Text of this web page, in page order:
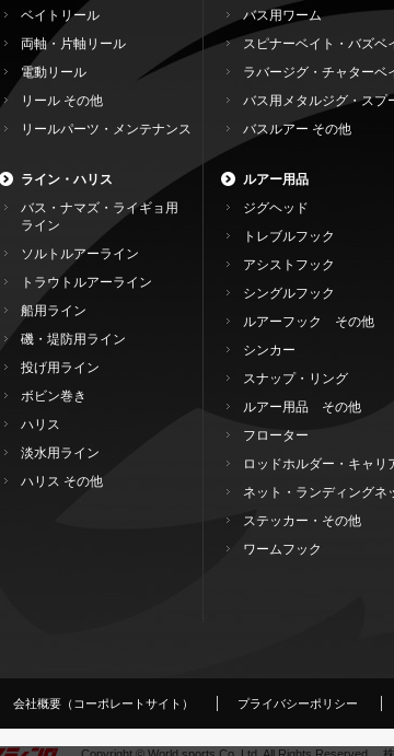
ベイトリール
両軸・片軸リール
電動リール
リール その他
リールパーツ・メンテナンス
ライン・ハリス
バス・ナマズ・ライギョ用
ライン
ソルトルアーライン
トラウトルアーライン
船用ライン
磯・堤防用ライン
投げ用ライン
ボビン巻き
ハリス
淡水用ライン
ハリス その他
バス用ワーム
スピナーベイト・バズベ
ラバージグ・チャターベ
バス用メタルジグ・スプ
バスルアー その他
ルアー用品
ジグヘッド
トレブルフック
アシストフック
シングルフック
ルアーフック その他
シンカー
スナップ・リング
ルアー用品 その他
フローター
ロッドホルダー・キャリ
ネット・ランディングネ
ステッカー・その他
ワームフック
会社概要（コーポレートサイト） プライバシーポリシー